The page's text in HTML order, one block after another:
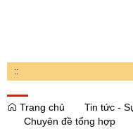
::
Trang chủ
Tin tức -
Chuyên đề tổng hợp